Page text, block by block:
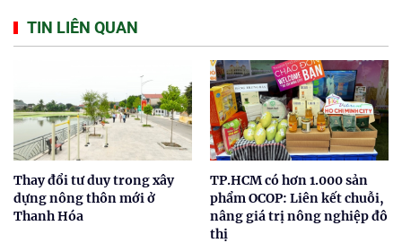
TIN LIÊN QUAN
Thay đổi tư duy trong xây
dựng nông thôn mới ở
Thanh Hóa
TP.HCM có hơn 1.000 sản
phẩm OCOP: Liên kết chuỗi,
nâng giá trị nông nghiệp đô
thị